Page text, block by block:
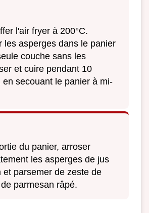
l'air fryer à 200°C.
les asperges dans le panier
couche sans les
et cuire pendant 10
en secouant le panier à mi-
du panier, arroser
les asperges de jus
et parsemer de zeste de
parmesan râpé.